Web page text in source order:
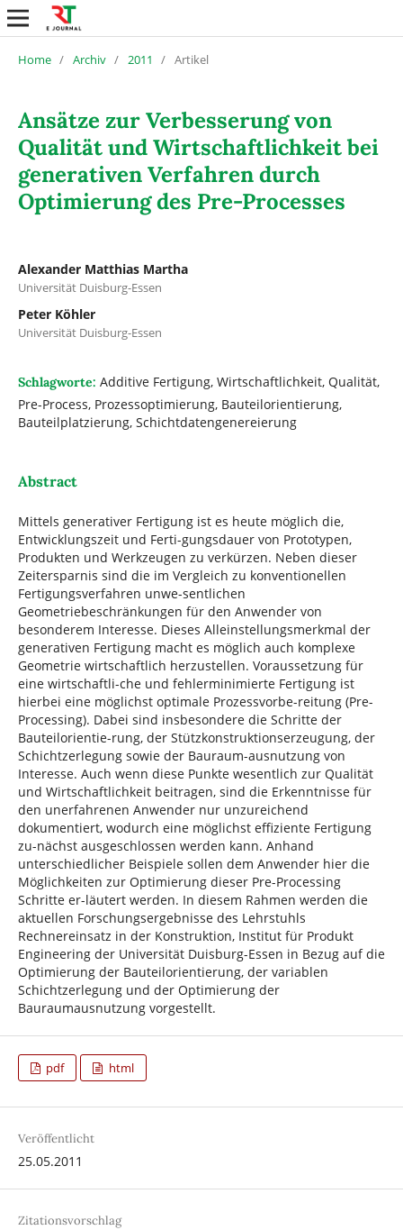
Home / Archiv / 2011 / Artikel
Ansätze zur Verbesserung von
Qualität und Wirtschaftlichkeit bei
generativen Verfahren durch
Optimierung des Pre-Processes
Alexander Matthias Martha
Universität Duisburg-Essen
Peter Köhler
Universität Duisburg-Essen
Schlagworte: Additive Fertigung, Wirtschaftlichkeit, Qualität,
Pre-Process, Prozessoptimierung, Bauteilorientierung,
Bauteilplatzierung, Schichtdatengenereierung
Abstract
Mittels generativer Fertigung ist es heute möglich die,
Entwicklungszeit und Ferti-gungsdauer von Prototypen,
Produkten und Werkzeugen zu verkürzen. Neben dieser
Zeitersparnis sind die im Vergleich zu konventionellen
Fertigungsverfahren unwe-sentlichen
Geometriebeschränkungen für den Anwender von
besonderem Interesse. Dieses Alleinstellungsmerkmal der
generativen Fertigung macht es möglich auch komplexe
Geometrie wirtschaftlich herzustellen. Voraussetzung für
eine wirtschaftli-che und fehlerminimierte Fertigung ist
hierbei eine möglichst optimale Prozessvorbe-reitung (Pre-
Processing). Dabei sind insbesondere die Schritte der
Bauteilorientie-rung, der Stützkonstruktionserzeugung, der
Schichtzerlegung sowie der Bauraum-ausnutzung von
Interesse. Auch wenn diese Punkte wesentlich zur Qualität
und Wirtschaftlichkeit beitragen, sind die Erkenntnisse für
den unerfahrenen Anwender nur unzureichend
dokumentiert, wodurch eine möglichst effiziente Fertigung
zu-nächst ausgeschlossen werden kann. Anhand
unterschiedlicher Beispiele sollen dem Anwender hier die
Möglichkeiten zur Optimierung dieser Pre-Processing
Schritte er-läutert werden. In diesem Rahmen werden die
aktuellen Forschungsergebnisse des Lehrstuhls
Rechnereinsatz in der Konstruktion, Institut für Produkt
Engineering der Universität Duisburg-Essen in Bezug auf die
Optimierung der Bauteilorientierung, der variablen
Schichtzerlegung und der Optimierung der
Bauraumausnutzung vorgestellt.
pdf html
Veröffentlicht
25.05.2011
Zitationsvorschlag